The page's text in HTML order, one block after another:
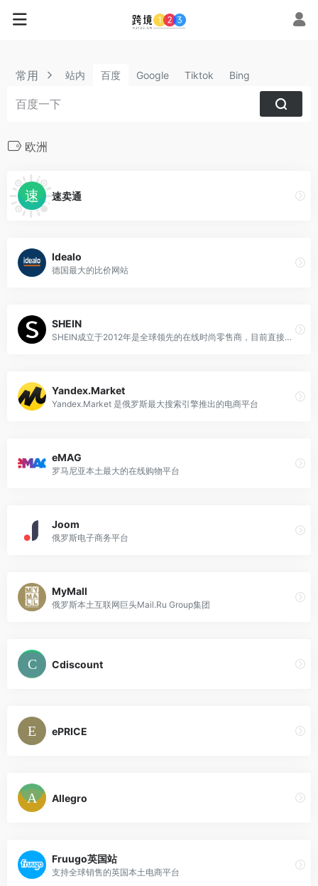
常用 站内 百度 Google Tiktok Bing
欧洲
速卖通
Idealo
德国最大的比价网站
SHEIN
SHEIN成立于2012年是全球领先的在线时尚零售商，目前直接服务全球超150个国家和地区的消费者，2023蝉联全年下载量最大的电商类App，近5年销售额增长远超市场,加速商家销售额攀升。
Yandex.Market
Yandex.Market 是俄罗斯最大搜索引擎推出的电商平台
eMAG
罗马尼亚本土最大的在线购物平台
Joom
俄罗斯电子商务平台
MyMall
俄罗斯本土互联网巨头Mail.Ru Group集团
Cdiscount
ePRICE
Allegro
Fruugo英国站
支持全球销售的英国本土电商平台